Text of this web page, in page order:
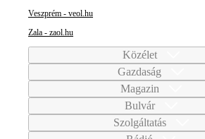
Veszprém - veol.hu
Zala - zaol.hu
Közélet
Gazdaság
Magazin
Bulvár
Szolgáltatás